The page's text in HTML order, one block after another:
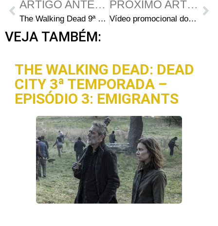
ARTIGO ANTERIOR
The Walking Dead 9ª Temporada – Comentários do episódio 12: “Guardians” (COM SPOILERS)
PRÓXIMO ARTIGO
Vídeo promocional do 13º episódio da 9ª temporada de The Walking Dead
VEJA TAMBÉM:
THE WALKING DEAD: DEAD
CITY 3ª TEMPORADA –
EPISÓDIO 3: EMIGRANTS